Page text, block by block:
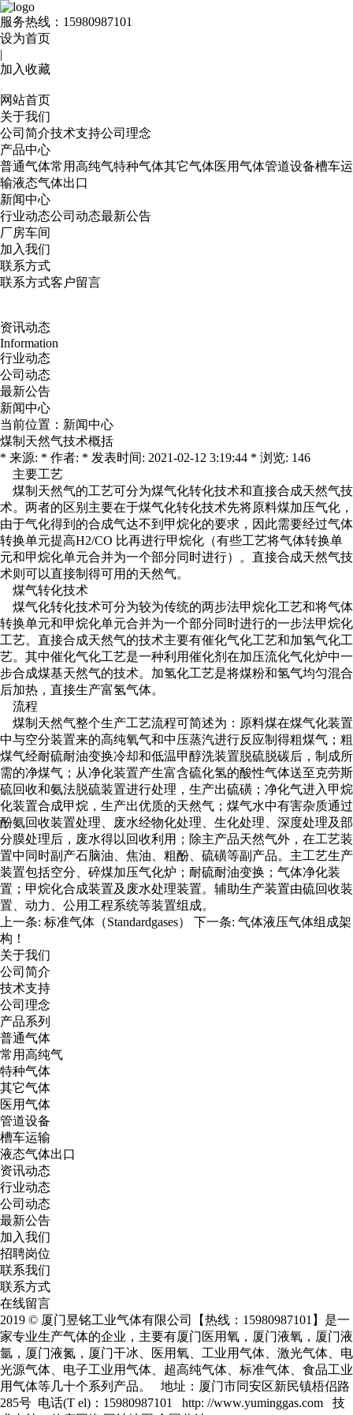
服务热线： 15980987101
设为首页
|
加入收藏
网站首页
关于我们
公司简介技术支持公司理念
产品中心
普通气体常用高纯气特种气体其它气体医用气体管道设备槽车运
输液态气体出口
新闻中心
行业动态公司动态最新公告
厂房车间
加入我们
联系方式
联系方式客户留言
资讯动态
Information
行业动态
公司动态
最新公告
新闻中心
当前位置： 新闻中心
煤制天然气技术概括
* 来源: * 作者: * 发表时间: 2021-02-12 3:19:44 * 浏览: 146
主要工艺
煤制天然气的工艺可分为煤气化转化技术和直接合成天然气技
术。两者的区别主要在于煤气化转化技术先将原料煤加压气化，
由于气化得到的合成气达不到甲烷化的要求，因此需要经过气体
转换单元提高H2/CO 比再进行甲烷化（有些工艺将气体转换单
元和甲烷化单元合并为一个部分同时进行）。直接合成天然气技
术则可以直接制得可用的天然气。
煤气转化技术
煤气化转化技术可分为较为传统的两步法甲烷化工艺和将气体
转换单元和甲烷化单元合并为一个部分同时进行的一步法甲烷化
工艺。直接合成天然气的技术主要有催化气化工艺和加氢气化工
艺。其中催化气化工艺是一种利用催化剂在加压流化气化炉中一
步合成煤基天然气的技术。加氢化工艺是将煤粉和氢气均匀混合
后加热，直接生产富氢气体。
流程
煤制天然气整个生产工艺流程可简述为：原料煤在煤气化装置
中与空分装置来的高纯氧气和中压蒸汽进行反应制得粗煤气；粗
煤气经耐硫耐油变换冷却和低温甲醇洗装置脱硫脱碳后，制成所
需的净煤气；从净化装置产生富含硫化氢的酸性气体送至克劳斯
硫回收和氨法脱硫装置进行处理，生产出硫磺；净化气进入甲烷
化装置合成甲烷，生产出优质的天然气；煤气水中有害杂质通过
酚氨回收装置处理、废水经物化处理、生化处理、深度处理及部
分膜处理后，废水得以回收利用；除主产品天然气外，在工艺装
置中同时副产石脑油、焦油、粗酚、硫磺等副产品。主工艺生产
装置包括空分、碎煤加压气化炉；耐硫耐油变换；气体净化装
置；甲烷化合成装置及废水处理装置。辅助生产装置由硫回收装
置、动力、公用工程系统等装置组成。
上一条: 标准气体（Standardgases） 下一条: 气体液压气体组成架
构！
关于我们
公司简介
技术支持
公司理念
产品系列
普通气体
常用高纯气
特种气体
其它气体
医用气体
管道设备
槽车运输
液态气体出口
资讯动态
行业动态
公司动态
最新公告
加入我们
招聘岗位
联系我们
联系方式
在线留言
2019 © 厦门昱铭工业气体有限公司【热线：15980987101】是一
家专业生产气体的企业，主要有厦门医用氧 ， 厦门液氧 ， 厦门液
氩 ， 厦门液氮 ，厦门干冰、医用氧、工业用气体、激光气体、电
光源气体、电子工业用气体、超高纯气体、标准气体、食品工业
用气体等几十个系列产品。 地址：厦门市同安区新民镇梧侣路
285号 电话(T el)：15980987101 http: //www.yuminggas.com 技